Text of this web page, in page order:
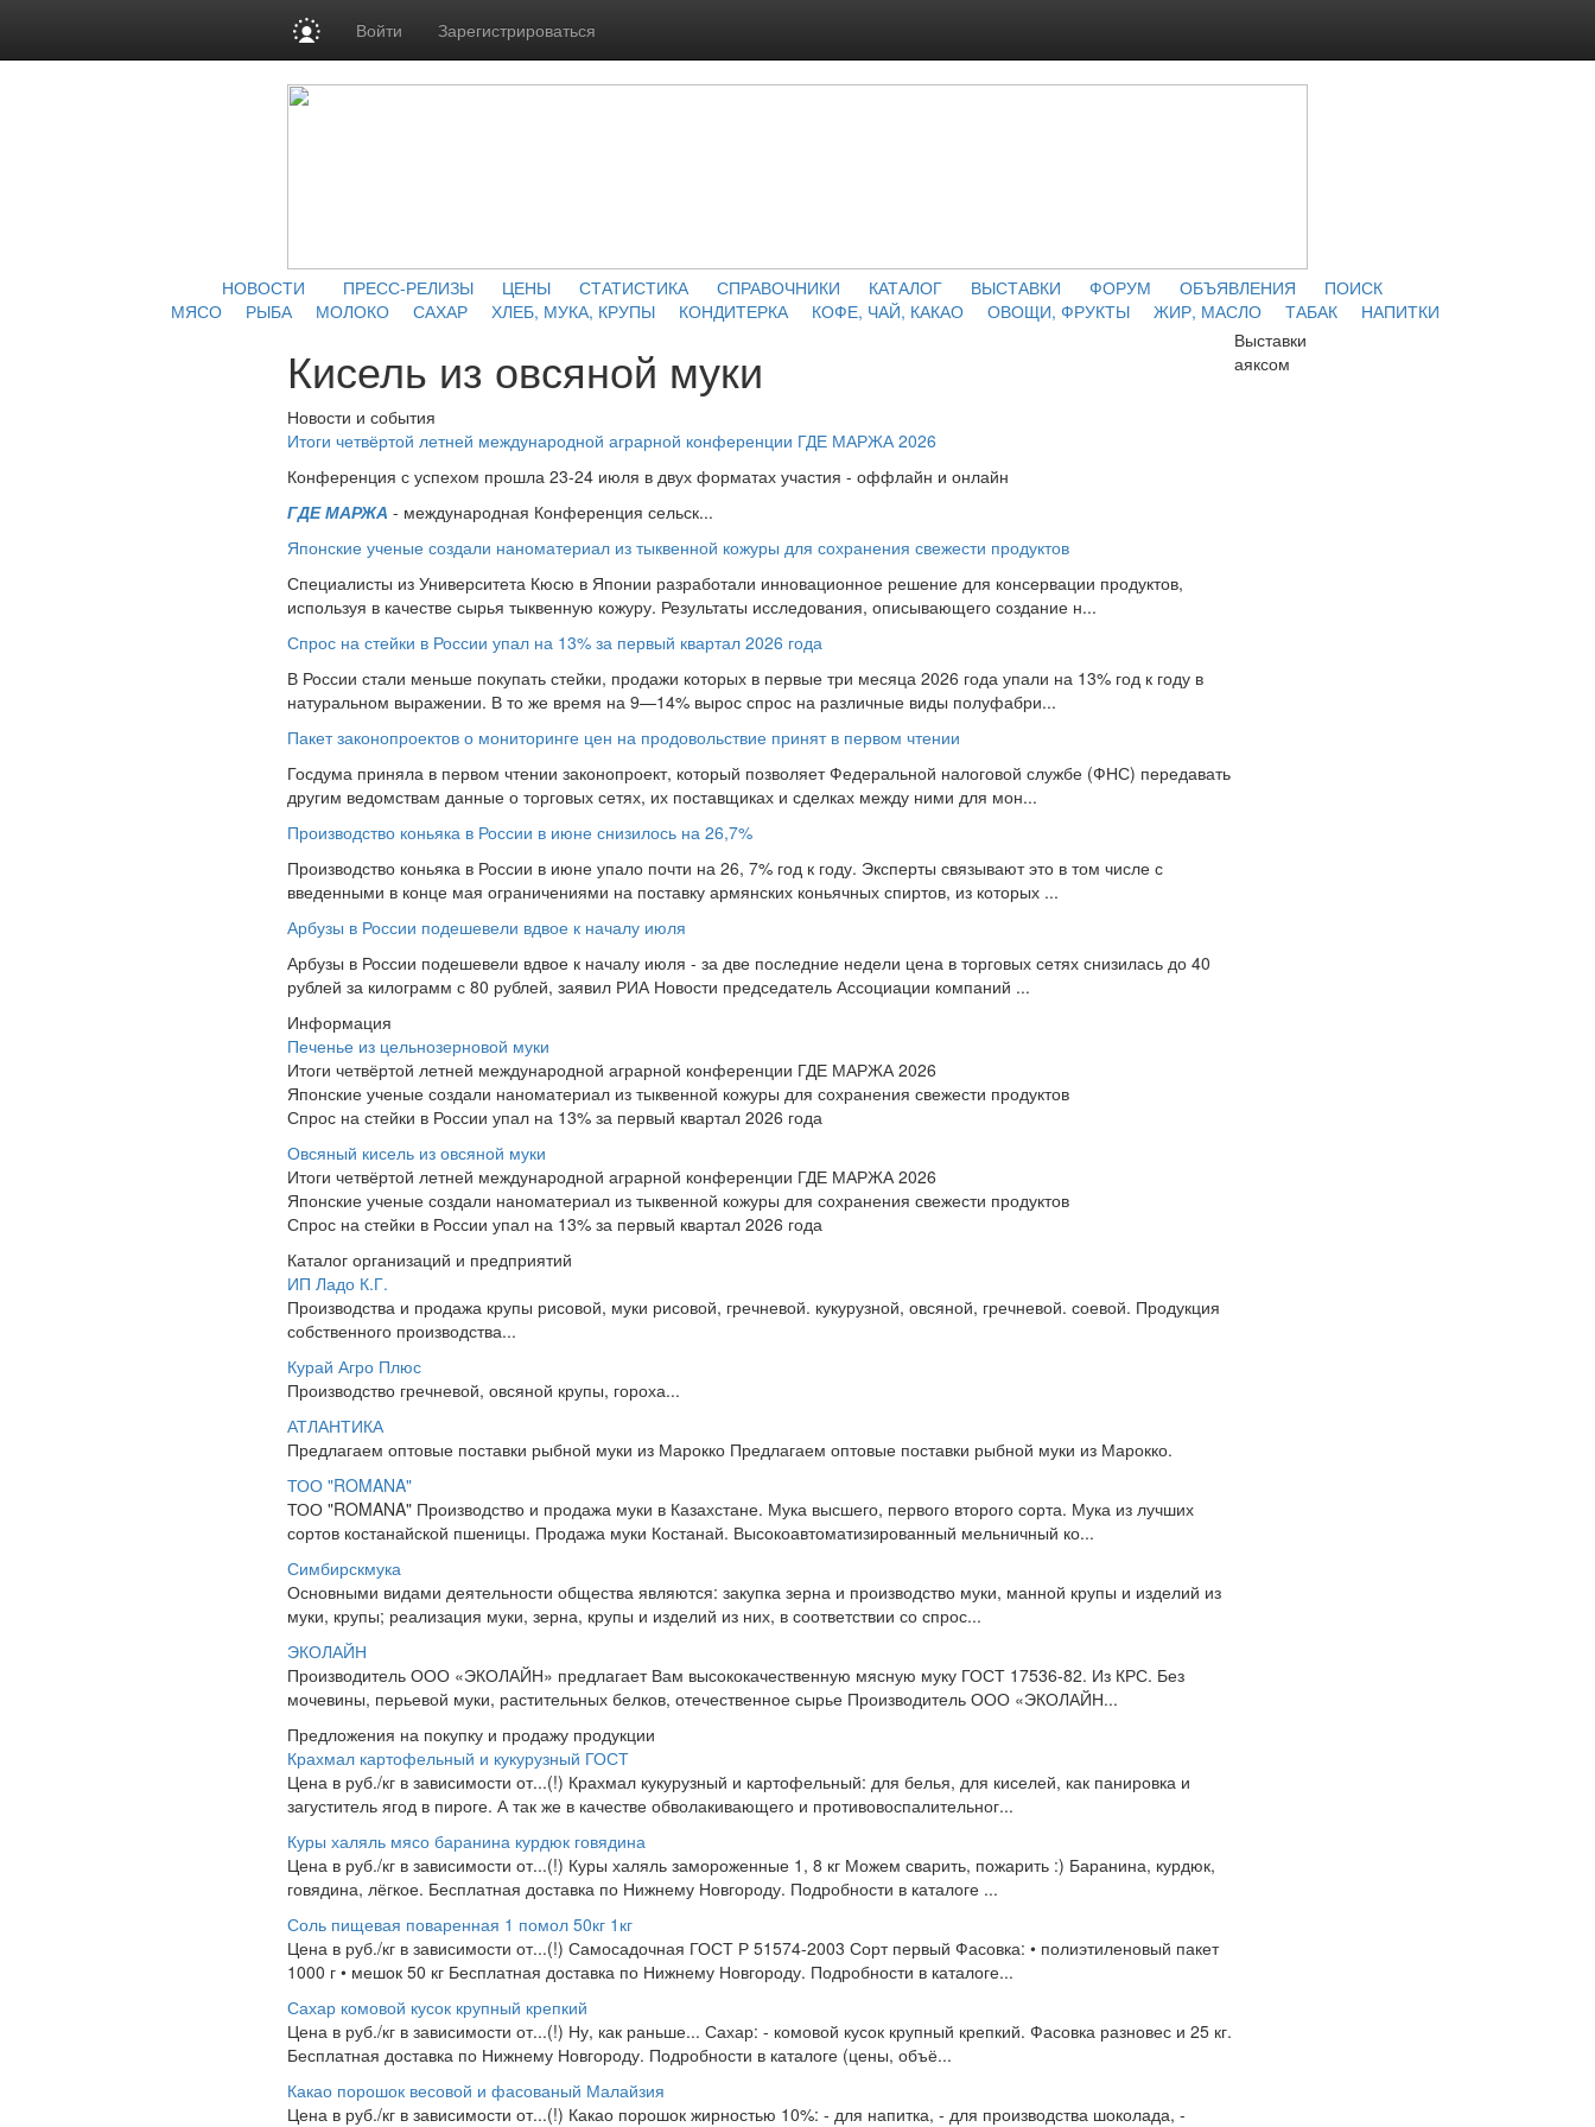
Войти Зарегистрироваться
НОВОСТИ ПРЕСС-РЕЛИЗЫ ЦЕНЫ СТАТИСТИКА СПРАВОЧНИКИ КАТАЛОГ ВЫСТАВКИ ФОРУМ ОБЪЯВЛЕНИЯ
ПОИСК
МЯСО
РЫБА МОЛОКО САХАР ХЛЕБ, МУКА, КРУПЫ КОНДИТЕРКА КОФЕ, ЧАЙ, КАКАО ОВОЩИ, ФРУКТЫ ЖИР, МАСЛО ТАБАК НАПИТКИ
Кисель из овсяной муки
Новости и события
Итоги четвёртой летней международной аграрной конференции ГДЕ МАРЖА 2026
Конференция с успехом прошла 23-24 июля в двух форматах участия - оффлайн и онлайн
ГДЕ МАРЖА - международная Конференция сельск...
Японские ученые создали наноматериал из тыквенной кожуры для сохранения свежести продуктов
Специалисты из Университета Кюсю в Японии разработали инновационное решение для консервации продуктов,
используя в качестве сырья тыквенную кожуру. Результаты исследования, описывающего создание н...
Спрос на стейки в России упал на 13% за первый квартал 2026 года
В России стали меньше покупать стейки, продажи которых в первые три месяца 2026 года упали на 13% год к году в
натуральном выражении. В то же время на 9—14% вырос спрос на различные виды полуфабри...
Пакет законопроектов о мониторинге цен на продовольствие принят в первом чтении
Госдума приняла в первом чтении законопроект, который позволяет Федеральной налоговой службе (ФНС) передавать
другим ведомствам данные о торговых сетях, их поставщиках и сделках между ними для мон...
Производство коньяка в России в июне снизилось на 26,7%
Производство коньяка в России в июне упало почти на 26, 7% год к году. Эксперты связывают это в том числе с
введенными в конце мая ограничениями на поставку армянских коньячных спиртов, из которых ...
Арбузы в России подешевели вдвое к началу июля
Арбузы в России подешевели вдвое к началу июля - за две последние недели цена в торговых сетях снизилась до 40
рублей за килограмм с 80 рублей, заявил РИА Новости председатель Ассоциации компаний ...
Информация
Печенье из цельнозерновой муки
Итоги четвёртой летней международной аграрной конференции ГДЕ МАРЖА 2026
Японские ученые создали наноматериал из тыквенной кожуры для сохранения свежести продуктов
Спрос на стейки в России упал на 13% за первый квартал 2026 года
Овсяный кисель из овсяной муки
Итоги четвёртой летней международной аграрной конференции ГДЕ МАРЖА 2026
Японские ученые создали наноматериал из тыквенной кожуры для сохранения свежести продуктов
Спрос на стейки в России упал на 13% за первый квартал 2026 года
Каталог организаций и предприятий
ИП Ладо К.Г.
Производства и продажа крупы рисовой, муки рисовой, гречневой. кукурузной, овсяной, гречневой. соевой. Продукция
собственного производства...
Курай Агро Плюс
Производство гречневой, овсяной крупы, гороха...
АТЛАНТИКА
Предлагаем оптовые поставки рыбной муки из Марокко Предлагаем оптовые поставки рыбной муки из Марокко.
ТОО "ROMANA"
ТОО "ROMANA" Производство и продажа муки в Казахстане. Мука высшего, первого второго сорта. Мука из лучших
сортов костанайской пшеницы. Продажа муки Костанай. Высокоавтоматизированный мельничный ко...
Симбирскмука
Основными видами деятельности общества являются: закупка зерна и производство муки, манной крупы и изделий из
муки, крупы; реализация муки, зерна, крупы и изделий из них, в соответствии со спрос...
ЭКОЛАЙН
Производитель ООО «ЭКОЛАЙН» предлагает Вам высококачественную мясную муку ГОСТ 17536-82. Из КРС. Без
мочевины, перьевой муки, растительных белков, отечественное сырье Производитель ООО «ЭКОЛАЙН...
Предложения на покупку и продажу продукции
Крахмал картофельный и кукурузный ГОСТ
Цена в руб./кг в зависимости от...(!) Крахмал кукурузный и картофельный: для белья, для киселей, как панировка и
загуститель ягод в пироге. А так же в качестве обволакивающего и противовоспалительног...
Куры халяль мясо баранина курдюк говядина
Цена в руб./кг в зависимости от...(!) Куры халяль замороженные 1, 8 кг Можем сварить, пожарить :) Баранина, курдюк,
говядина, лёгкое. Бесплатная доставка по Нижнему Новгороду. Подробности в каталоге ...
Соль пищевая поваренная 1 помол 50кг 1кг
Цена в руб./кг в зависимости от...(!) Самосадочная ГОСТ Р 51574-2003 Сорт первый Фасовка: • полиэтиленовый пакет
1000 г • мешок 50 кг Бесплатная доставка по Нижнему Новгороду. Подробности в каталоге...
Сахар комовой кусок крупный крепкий
Цена в руб./кг в зависимости от...(!) Ну, как раньше... Сахар: - комовой кусок крупный крепкий. Фасовка разновес и 25 кг.
Бесплатная доставка по Нижнему Новгороду. Подробности в каталоге (цены, объё...
Какао порошок весовой и фасованый Малайзия
Цена в руб./кг в зависимости от...(!) Какао порошок жирностью 10%: - для напитка, - для производства шоколада, -
Выставки
аяксом